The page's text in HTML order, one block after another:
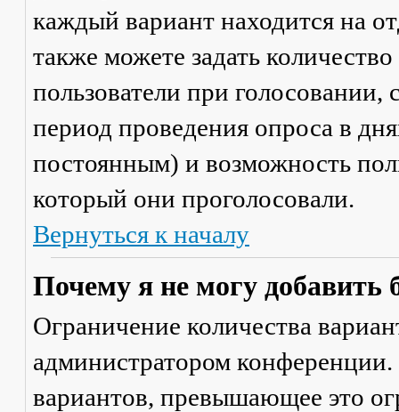
каждый вариант находится на
также можете задать
пользователи при
период проведения опроса в
постоянным) и возможность
который они проголосовали.
Вернуться к началу
Почему я не могу добавить
Ограничение количества
администратором
вариантов, превышающее это